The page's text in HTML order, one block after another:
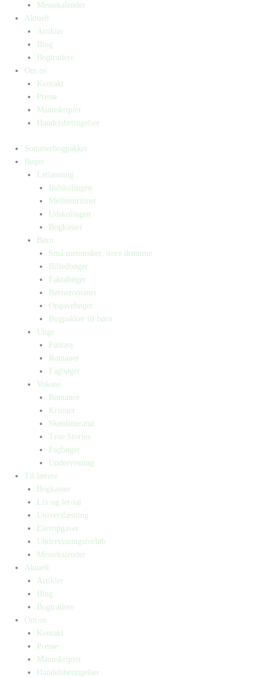
Messekalender
Aktuelt
Artikler
Blog
Bogtrailere
Om os
Kontakt
Presse
Manuskripter
Handelsbetingelser
Sommerbogpakker
Bøger
Letlæsning
Indskolingen
Mellemtrinnet
Udskolingen
Bogkasser
Børn
Små mennesker, store drømme
Billedbøger
Faktabøger
Børneromaner
Opgavebøger
Bogpakker til børn
Unge
Fantasy
Romaner
Fagbøger
Voksne
Romance
Krimier
Skønlitteratur
True Stories
Fagbøger
Undervisning
Til lærere
Bogkasser
Lix og let-tal
Universlæsning
Elevopgaver
Undervisningsforløb
Messekalender
Aktuelt
Artikler
Blog
Bogtrailere
Om os
Kontakt
Presse
Manuskripter
Handelsbetingelser